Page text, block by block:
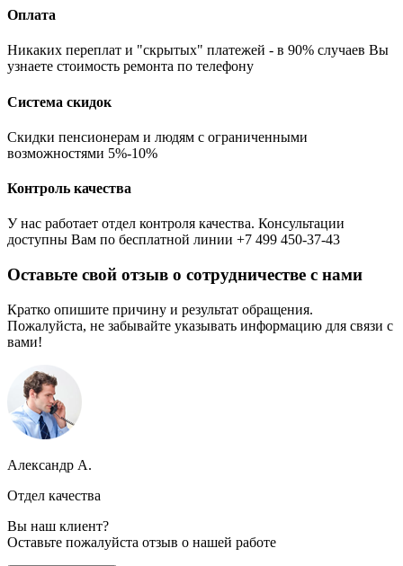
Оплата
Никаких переплат и "скрытых" платежей - в 90% случаев Вы
узнаете стоимость ремонта по телефону
Система скидок
Скидки пенсионерам и людям с ограниченными
возможностями 5%-10%
Контроль качества
У нас работает отдел контроля качества. Консультации
доступны Вам по бесплатной линии +7 499 450-37-43
Оставьте свой отзыв о сотрудничестве с нами
Кратко опишите причину и результат обращения.
Пожалуйста, не забывайте указывать информацию для связи с
вами!
Александр А.
Отдел качества
Вы наш клиент?
Оставьте пожалуйста отзыв о нашей работе